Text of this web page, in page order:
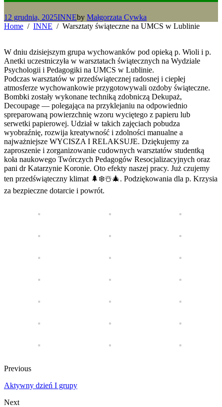
12 grudnia, 2025INNEby Małgorzata Cywka
Home
INNE Warsztaty świąteczne na UMCS w Lublinie
W dniu dzisiejszym grupa wychowanków pod opieką p. Wioli i p.
Anetki uczestniczyła w warsztatach świątecznych na Wydziale
Psychologii i Pedagogiki na UMCS w Lublinie.
Podczas warsztatów w przedświątecznej radosnej i ciepłej
atmosferze wychowankowie przygotowywali ozdoby świąteczne.
Bombki zostały wykonane techniką zdobniczą Dekupaż,
Decoupage — polegająca na przyklejaniu na odpowiednio
spreparowaną powierzchnię wzoru wyciętego z papieru lub
serwetki papierowej. Udział w takich zajęciach pobudza
wyobraźnię, rozwija kreatywność i zdolności manualne a
najważniejsze WYCISZA I RELAKSUJE. Dziękujemy za
zaproszenie i zorganizowanie cudownych warsztatów studentką
koła naukowego Twórczych Pedagogów Resocjalizacyjnych oraz
pani dr Katarzynie Koronie. Oto efekty naszej pracy. Już czujemy
ten przedświąteczny klimat 🌲❄️☃️🎄. Podziękowania dla p. Krzysia
za bezpieczne dotarcie i powrót.
Previous
Aktywny dzień I grupy
Next